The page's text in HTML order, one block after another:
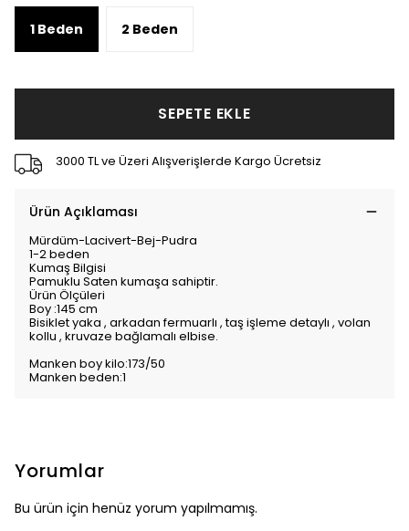
1 Beden 2 Beden
SEPETE EKLE
3000 TL ve Üzeri Alışverişlerde Kargo Ücretsiz
Ürün Açıklaması
Mürdüm-Lacivert-Bej-Pudra
1-2 beden
Kumaş Bilgisi
Pamuklu Saten kumaşa sahiptir.
Ürün Ölçüleri
Boy :145 cm
Bisiklet yaka , arkadan fermuarlı , taş işleme detaylı , volan
kollu , kruvaze bağlamalı elbise.
Manken boy kilo:173/50
Manken beden:1
Yorumlar
Bu ürün için henüz yorum yapılmamış.